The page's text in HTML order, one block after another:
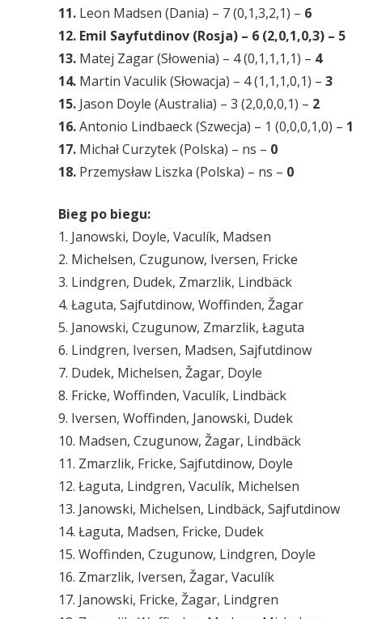
11. Leon Madsen (Dania) – 7 (0,1,3,2,1) – 6
12. Emil Sayfutdinov (Rosja) – 6 (2,0,1,0,3) – 5
13. Matej Zagar (Słowenia) – 4 (0,1,1,1,1) – 4
14. Martin Vaculik (Słowacja) – 4 (1,1,1,0,1) – 3
15. Jason Doyle (Australia) – 3 (2,0,0,0,1) – 2
16.Antonio Lindbaeck (Szwecja) – 1 (0,0,0,1,0) – 1
17. Michał Curzytek (Polska) – ns – 0
18. Przemysław Liszka (Polska) – ns – 0
Bieg po biegu:
1. Janowski, Doyle, Vaculík, Madsen
2. Michelsen, Czugunow, Iversen, Fricke
3. Lindgren, Dudek, Zmarzlik, Lindbäck
4. Łaguta, Sajfutdinow, Woffinden, Žagar
5. Janowski, Czugunow, Zmarzlik, Łaguta
6. Lindgren, Iversen, Madsen, Sajfutdinow
7. Dudek, Michelsen, Žagar, Doyle
8. Fricke, Woffinden, Vaculík, Lindbäck
9. Iversen, Woffinden, Janowski, Dudek
10. Madsen, Czugunow, Žagar, Lindbäck
11. Zmarzlik, Fricke, Sajfutdinow, Doyle
12. Łaguta, Lindgren, Vaculík, Michelsen
13. Janowski, Michelsen, Lindbäck, Sajfutdinow
14. Łaguta, Madsen, Fricke, Dudek
15. Woffinden, Czugunow, Lindgren, Doyle
16. Zmarzlik, Iversen, Žagar, Vaculík
17. Janowski, Fricke, Žagar, Lindgren